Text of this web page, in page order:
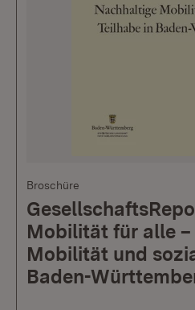
Broschüre
Mobilität für alle
Mobilität und
Baden-